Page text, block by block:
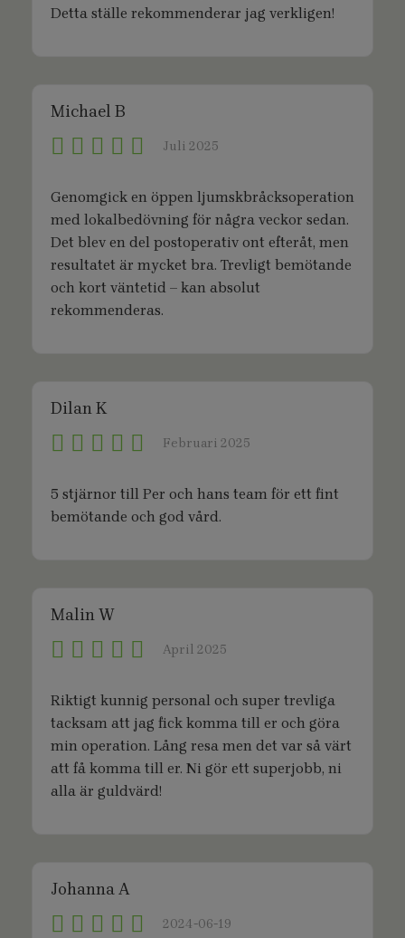
Detta ställe rekommenderar jag verkligen!
Michael B
Juli 2025
Genomgick en öppen ljumskbråcksoperation
med lokalbedövning för några veckor sedan.
Det blev en del postoperativ ont efteråt, men
resultatet är mycket bra. Trevligt bemötande
och kort väntetid – kan absolut
rekommenderas.
Dilan K
Februari 2025
5 stjärnor till Per och hans team för ett fint
bemötande och god vård.
Malin W
April 2025
Riktigt kunnig personal och super trevliga
tacksam att jag fick komma till er och göra
min operation. Lång resa men det var så värt
att få komma till er. Ni gör ett superjobb, ni
alla är guldvärd!
Johanna A
2024-06-19